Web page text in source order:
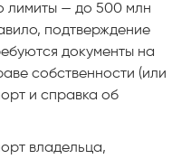
лимиты — до 500 млн
подтверждение
документы на
собственности (или
и справка об
владельца,